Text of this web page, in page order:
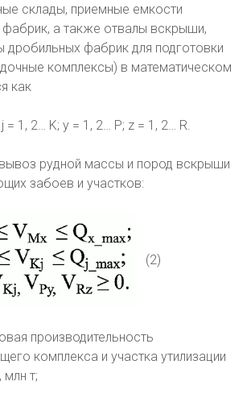
склады, приемные емкости
фабрик, а также отвалы вскрыши,
дробильных фабрик для подготовки
комплексы) в математическом
как
= 1, 2… K; y = 1, 2… P; z = 1, 2… R.
рудной массы и пород вскрыши
забоев и участков:
(2)
производительность
комплекса и участка утилизации
млн т;